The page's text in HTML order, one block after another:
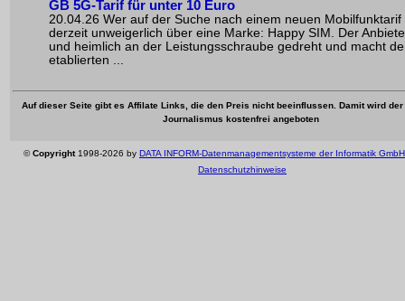
GB 5G-Tarif für unter 10 Euro
20.04.26 Wer auf der Suche nach einem neuen Mobilfunktarif
derzeit unweigerlich über eine Marke: Happy SIM. Der
und heimlich an der Leistungsschraube gedreht und macht
etablierten ...
Auf dieser Seite gibt es Affilate Links, die den Preis nicht beeinflussen. Damit wird
Journalismus kostenfrei angeboten
©Copyright1998-2026 by DATA INFORM-Datenmanagementsysteme der Informatik GmbH
Datenschutzhinweise